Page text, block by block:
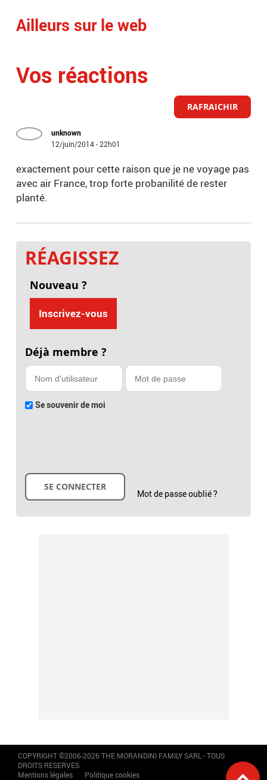
Ailleurs sur le web
Vos réactions
RAFRAICHIR
unknown
12/juin/2014 - 22h01
exactement pour cette raison que je ne voyage pas
avec air France, trop forte probanilité de rester
planté.
RÉAGISSEZ
Nouveau ?
Inscrivez-vous
Déjà membre ?
Se souvenir de moi
Mot de passe oublié ?
COPYRIGHT ©2006-2026 THE MORANDINI FAMILY SARL - TOUS
DROITS RESERVES
Mentions légales
Politique cookies